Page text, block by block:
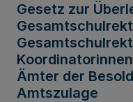
Gesetz zur
Ämter der
Amtszulage